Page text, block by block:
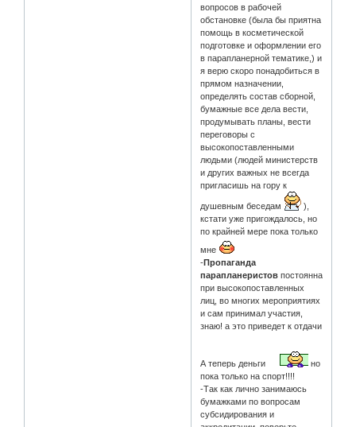
вопросов в рабочей
обстановке (была бы приятна
помощь в косметической
подготовке и оформлении его
в парапланерной тематике,) и
я верю скоро понадобиться в
прямом назначении,
определять состав сборной,
бумажные все дела вести,
продумывать планы, вести
переговоры с
высокопоставленными
людьми (людей министерств
и других важных не всегда
пригласишь на гору к
душевным беседам
),
кстати уже пригождалось, но
по крайней мере пока только
мне
-Пропаганда
парапланеристов постоянна
при высокопоставленных
лиц, во многих мероприятиях
и сам принимал участия,
знаю! а это приведет к отдачи
А теперь деньги
но
пока только на спорт!!!!
-Так как лично занимаюсь
бумажками по вопросам
субсидирования и